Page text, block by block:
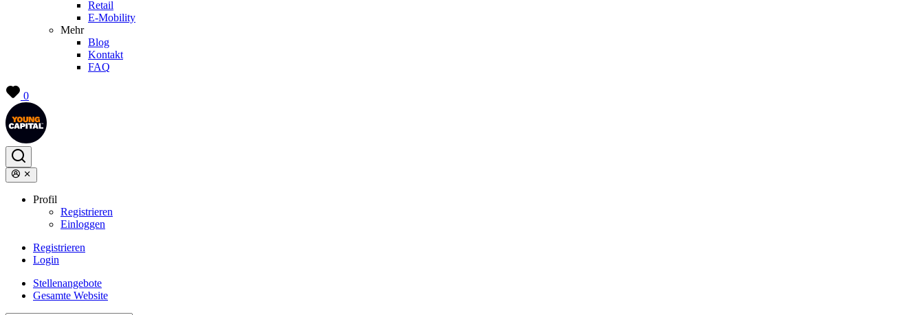
Retail
E-Mobility
Mehr
Blog
Kontakt
FAQ
0
Profil
Registrieren
Einloggen
Registrieren
Login
Stellenangebote
Gesamte Website